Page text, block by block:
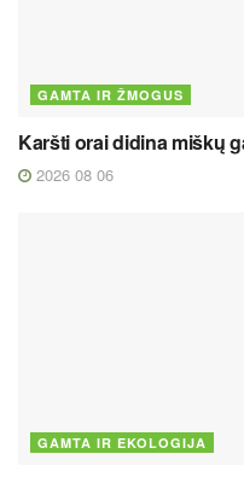
GAMTA IR ŽMOGUS
Karšti orai didina miškų
2026 08 06
GAMTA IR EKOLOGIJA